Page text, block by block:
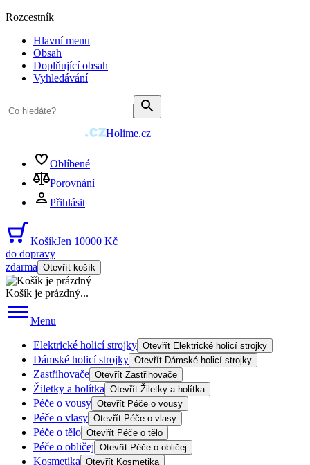
Rozcestník
Hlavní menu
Obsah
Doplňující obsah
Vyhledávání
Holime.cz
Oblíbené
Porovnání
Přihlásit
KošíkJen 10000 Kč
do dopravy
zdarma Otevřít košík
Košík je prázdný...
Menu
Elektrické holicí strojky Otevřít Elektrické holicí strojky
Dámské holicí strojky Otevřít Dámské holicí strojky
Zastřihovače Otevřít Zastřihovače
Žiletky a holítka Otevřít Žiletky a holítka
Péče o vousy Otevřít Péče o vousy
Péče o vlasy Otevřít Péče o vlasy
Péče o tělo Otevřít Péče o tělo
Péče o obličej Otevřít Péče o obličej
Kosmetika Otevřít Kosmetika